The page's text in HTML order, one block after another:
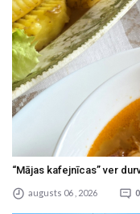
“Mājas kafejnīcas” ver
augusts 06 , 2026 0